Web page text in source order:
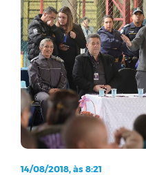
14/08/2018, às 8:21